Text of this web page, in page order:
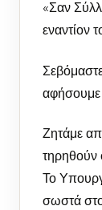
«Σαν
εναντίον
αφήσουμε
Ζητάμε
τηρηθούν
Το
σωστά